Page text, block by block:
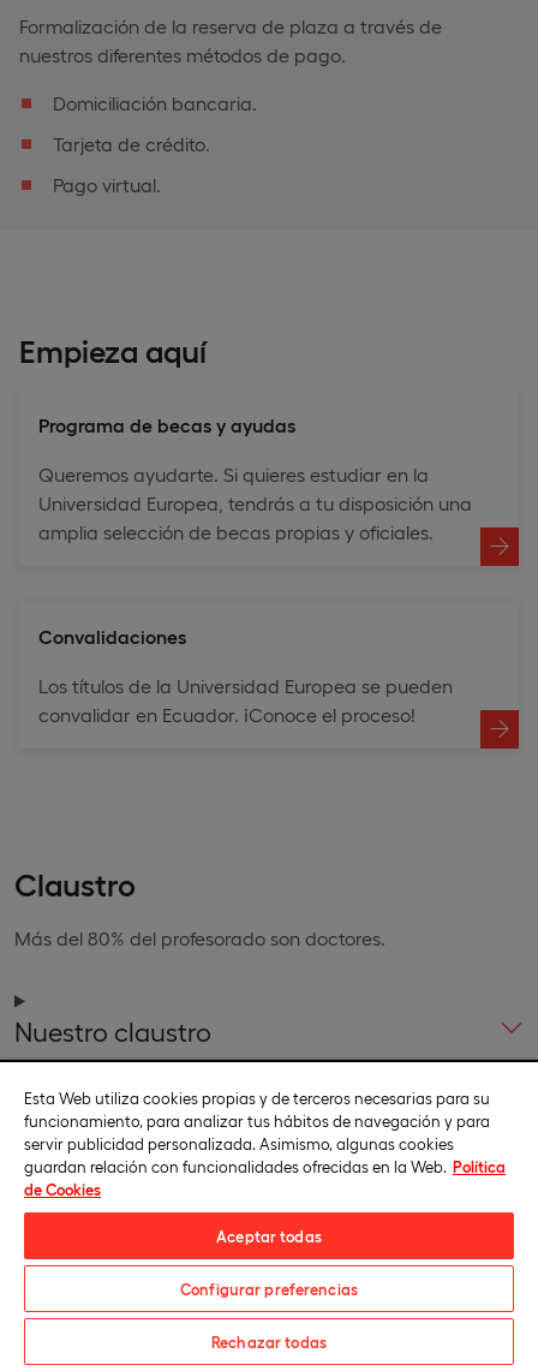
Formalización de la reserva de plaza a través de
nuestros diferentes métodos de pago.
Domiciliación bancaria.
Tarjeta de crédito.
Pago virtual.
Empieza aquí
Programa de becas y ayudas
Queremos ayudarte. Si quieres estudiar en la
Universidad Europea, tendrás a tu disposición una
amplia selección de becas propias y oficiales.
Convalidaciones
Los títulos de la Universidad Europea se pueden
convalidar en Ecuador. ¡Conoce el proceso!
Claustro
Más del 80% del profesorado son doctores.
Nuestro claustro
Calidad académica
Como parte de su estrategia, la Universidad cuenta con
un plan interno de calidad cuyo objetivo es impulsar una
cultura de calidad y mejora continua, y que permita
afrontar los retos de futuro con la máxima garantía de
éxito. De esta manera, se apuesta por: impulsar el logro de
Solicita información
Esta Web utiliza cookies propias y de terceros necesarias para su
funcionamiento, para analizar tus hábitos de navegación y para
servir publicidad personalizada. Asimismo, algunas cookies
guardan relación con funcionalidades ofrecidas en la Web. Política
de Cookies
Aceptar todas
Configurar preferencias
Rechazar todas